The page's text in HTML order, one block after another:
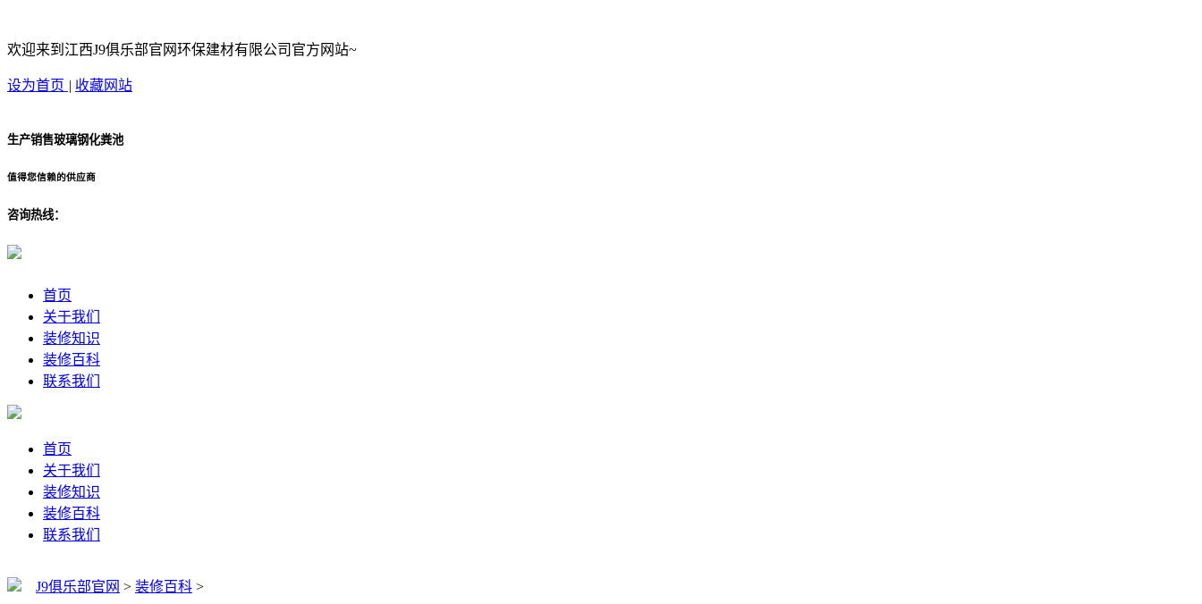
欢迎来到江西J9俱乐部官网环保建材有限公司官方网站~
设为首页 | 收藏网站
生产销售玻璃钢化粪池
值得您信赖的供应商
咨询热线：
首页
关于我们
装修知识
装修百科
联系我们
首页
关于我们
装修知识
装修百科
联系我们
J9俱乐部官网 > 装修百科 >